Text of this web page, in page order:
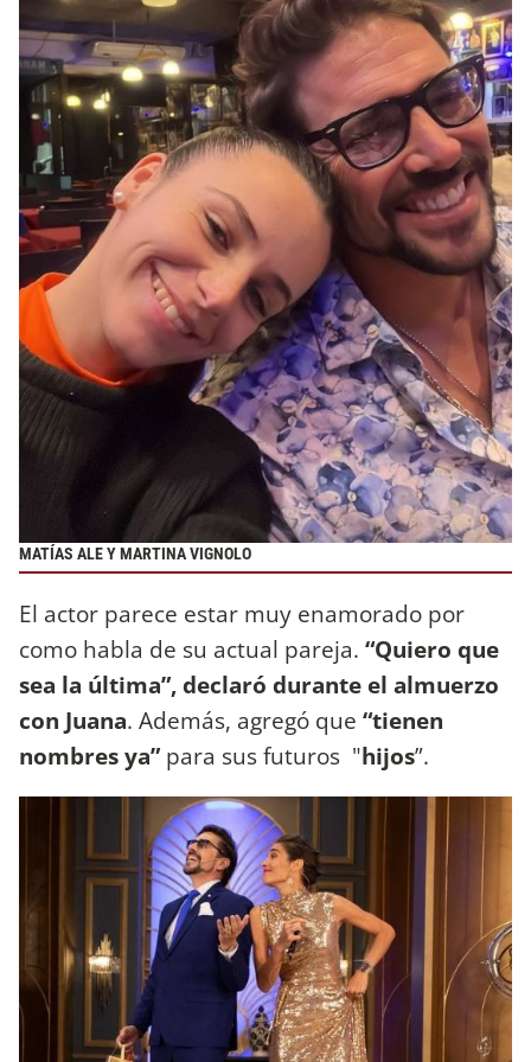
MATÍAS ALE Y MARTINA VIGNOLO
El actor parece estar muy enamorado por
como habla de su actual pareja. “Quiero que
sea la última”, declaró durante el almuerzo
con Juana. Además, agregó que “tienen
nombres ya”para sus futuros "hijos”.